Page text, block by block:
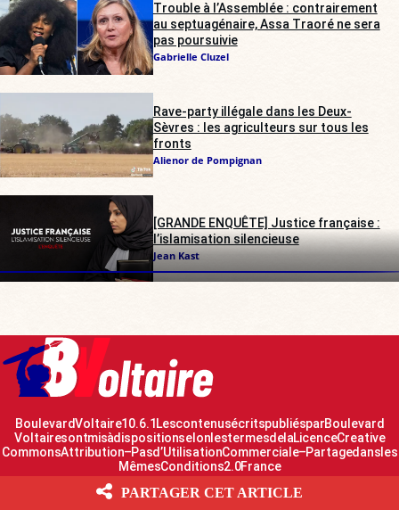
Trouble à l’Assemblée : contrairement
au septuagénaire, Assa Traoré ne sera
pas poursuivie
Gabrielle Cluzel
Rave-party illégale dans les Deux-
Sèvres : les agriculteurs sur tous les
fronts
Alienor de Pompignan
[GRANDE ENQUÊTE] Justice française :
l’islamisation silencieuse
Jean Kast
Boulevard Voltaire 10.6.1 Les contenus écrits publiés par Boulevard
Voltaire sont mis à disposition selon les termes de la Licence Creative
Commons Attribution – Pas d’Utilisation Commerciale – Partage dans les
Mêmes Conditions 2.0 France
PARTAGER CET ARTICLE